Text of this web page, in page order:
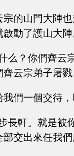
宗的山門大陣
動了護山大
么？你們齊云
云宗弟子屠
們一個交待，
長軒。就是被
交出來任我